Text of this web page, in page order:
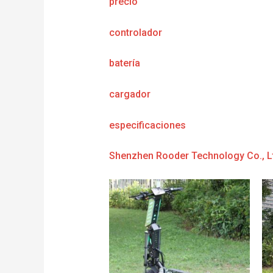
controlador
batería
cargador
especificaciones
Shenzhen Rooder Technology Co.,